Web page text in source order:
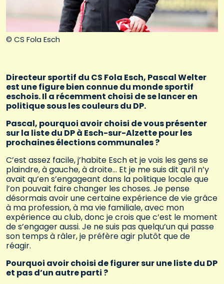
© CS Fola Esch
Directeur sportif du CS Fola Esch, Pascal Welter
est une figure bien connue du monde sportif
eschois. Il a récemment choisi de se lancer en
politique sous les couleurs du DP.
Pascal, pourquoi avoir choisi de vous présenter
sur la liste du DP à Esch-sur-Alzette pour les
prochaines élections communales ?
C’est assez facile, j’habite Esch et je vois les gens se
plaindre, à gauche, à droite… Et je me suis dit qu’il n’y
avait qu’en s’engageant dans la politique locale que
l’on pouvait faire changer les choses. Je pense
désormais avoir une certaine expérience de vie grâce
à ma profession, à ma vie familiale, avec mon
expérience au club, donc je crois que c’est le moment
de s’engager aussi. Je ne suis pas quelqu’un qui passe
son temps à râler, je préfère agir plutôt que de
réagir.
Pourquoi avoir choisi de figurer sur une liste du DP
et pas d’un autre parti ?